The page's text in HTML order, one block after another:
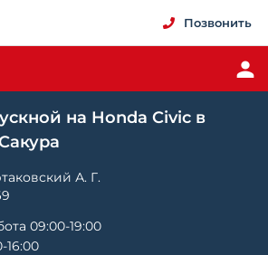
Позвонить
на Honda Civic в
А. Г.
09:00-19:00
16:00